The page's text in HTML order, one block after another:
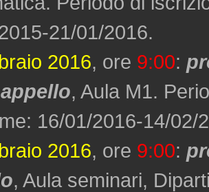
21/01/2016.
2016, ore 9:00:
, Aula M1.
16/01/2016-14/02/
2016, ore 9:00:
, Aula seminari,